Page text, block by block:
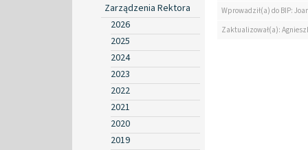
Zarządzenia Rektora
2026
2025
2024
2023
2022
2021
2020
2019
Wprowadził(a) do BIP:
Zaktualizował(a):